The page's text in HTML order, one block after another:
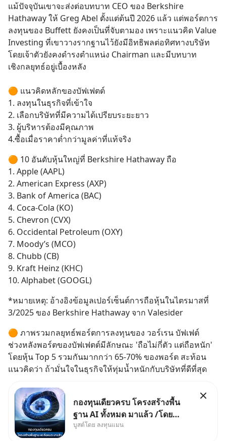
แม้ปัจจุบันเขาจะส่งต่อบทบาท CEO ของ Berkshire
Hathaway ให้ Greg Abel ตั้งแต่ต้นปี 2026 แล้ว แต่พอร์ตการ
ลงทุนของ Buffett ยังคงเป็นที่จับตามอง เพราะแนวคิด Value
Investing ที่เขาวางรากฐานไว้ยังมีอิทธิพลต่อทิศทางบริษัท
โดยเจ้าตัวยังคงดำรงตำแหน่ง Chairman และมีบทบาท
เชิงกลยุทธ์อยู่เบื้องหลัง
🟠 แนวคิดหลักของบัฟเฟตต์
1. ลงทุนในธุรกิจที่เข้าใจ
2. เลือกบริษัทที่มีความได้เปรียบระยะยาว
3. ผู้บริหารต้องมีคุณภาพ
4.ซื้อเมื่อราคาต่ำกว่ามูลค่าที่แท้จริง
🟠 10 อันดับหุ้นใหญ่ที่ Berkshire Hathaway ถือ
1. Apple (AAPL)
2. American Express (AXP)
3. Bank of America (BAC)
4. Coca-Cola (KO)
5. Chevron (CVX)
6. Occidental Petroleum (OXY)
7. Moody’s (MCO)
8. Chubb (CB)
9. Kraft Heinz (KHC)
10. Alphabet (GOOGL)
*หมายเหตุ: อ้างอิงข้อมูลเปอร์เซ็นต์การถือหุ้นในไตรมาสที่
3/2025 ของ Berkshire Hathaway จาก Valesider
🟠 ภาพรวมกลยุทธ์พอร์ตการลงทุนของ วอร์เรน บัฟเฟต์
ช่วงหลังพอร์ตของบัฟเฟตต์มีลักษณะ 'ถือไม่กี่ตัว แต่ถือหนัก'
โดยหุ้น Top 5 รวมกันมากกว่า 65-70% ของพอร์ต สะท้อน
แนวคิดว่า ถ้ามั่นใจในธุรกิจให้ทุ่มน้ำหนักกับบริษัทที่ดีที่สุด
กองทุนเดียวครบ โครงสร้างพื้น
ฐาน AI ทั้งหมด มาแล้ว /โดย
ลงทุนแมน AI Supercycle คือ
บูสต์โดย ลงทุนแมน